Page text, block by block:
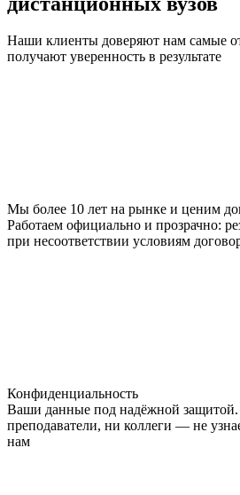
Наши клиенты доверяют нам самые
получают уверенность в результате
Мы более 10 лет на рынке и ценим
Работаем официально и прозрачно:
при несоответствии условиям
Конфиденциальность
Ваши данные под надёжной
преподаватели, ни коллеги — не
нам